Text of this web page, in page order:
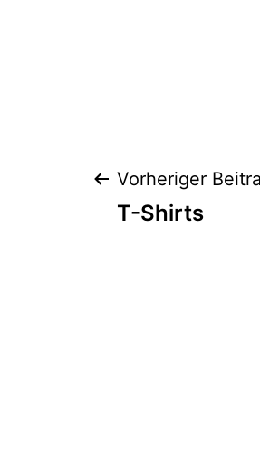
Vorheriger
T-Shirts